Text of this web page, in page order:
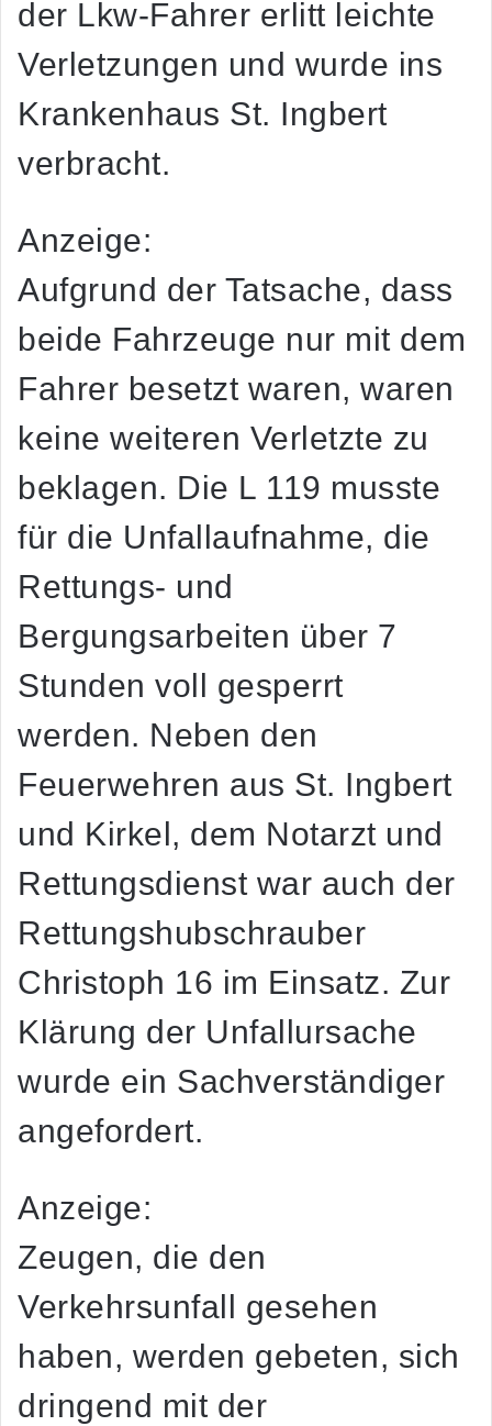
der Lkw-Fahrer erlitt leichte
Verletzungen und wurde ins
Krankenhaus St. Ingbert
verbracht.
Anzeige:
Aufgrund der Tatsache, dass
beide Fahrzeuge nur mit dem
Fahrer besetzt waren, waren
keine weiteren Verletzte zu
beklagen. Die L 119 musste
für die Unfallaufnahme, die
Rettungs- und
Bergungsarbeiten über 7
Stunden voll gesperrt
werden. Neben den
Feuerwehren aus St. Ingbert
und Kirkel, dem Notarzt und
Rettungsdienst war auch der
Rettungshubschrauber
Christoph 16 im Einsatz. Zur
Klärung der Unfallursache
wurde ein Sachverständiger
angefordert.
Anzeige:
Zeugen, die den
Verkehrsunfall gesehen
haben, werden gebeten, sich
dringend mit der